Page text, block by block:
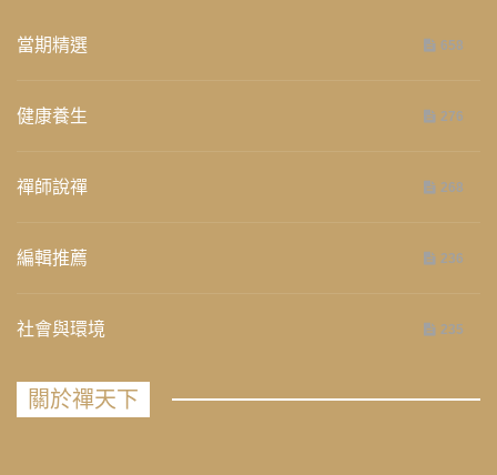
當期精選 658
健康養生 276
禪師說禪 268
編輯推薦 236
社會與環境 235
關於禪天下